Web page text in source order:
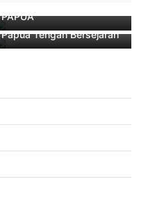
PAPUA
Wujudkan Sekolah Gratis
Papua Tengah Bersejarah